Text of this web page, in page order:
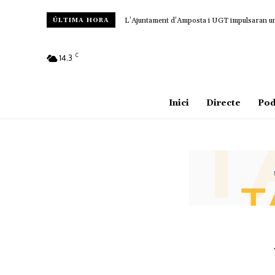
ÚLTIMA HORA L’Ajuntament d’Amposta i UGT impulsaran
14.3 C
Inici Directe